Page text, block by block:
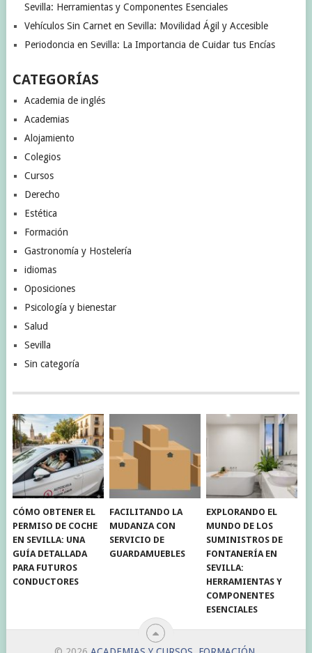
Sevilla: Herramientas y Componentes Esenciales
Vehículos Sin Carnet en Sevilla: Movilidad Ágil y Accesible
Periodoncia en Sevilla: La Importancia de Cuidar tus Encías
CATEGORÍAS
Academia de inglés
Academias
Alojamiento
Colegios
Cursos
Derecho
Estética
Formación
Gastronomía y Hostelería
idiomas
Oposiciones
Psicología y bienestar
Salud
Sevilla
Sin categoría
CÓMO OBTENER EL
PERMISO DE COCHE
EN SEVILLA: UNA
GUÍA DETALLADA
PARA FUTUROS
CONDUCTORES
FACILITANDO LA
MUDANZA CON
SERVICIO DE
GUARDAMUEBLES
EXPLORANDO EL
MUNDO DE LOS
SUMINISTROS DE
FONTANERÍA EN
SEVILLA:
HERRAMIENTAS Y
COMPONENTES
ESENCIALES